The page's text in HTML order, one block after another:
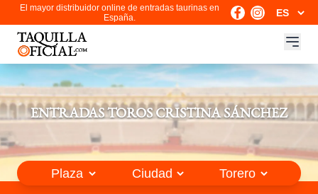
El mayor distribuidor online de entradas taurinas en
España.
ENTRADAS TOROS CRISTINA SÁNCHEZ